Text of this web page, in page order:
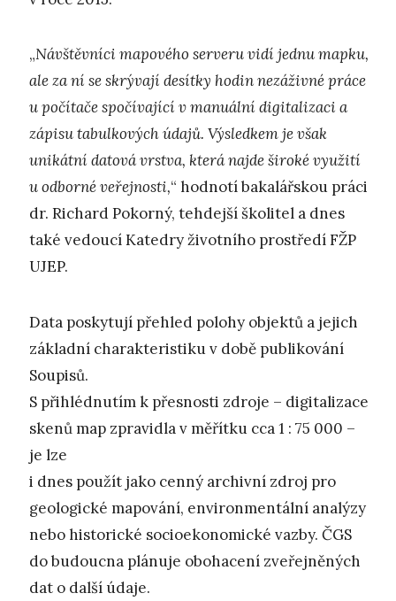
„Návštěvníci mapového serveru vidí jednu mapku,
ale za ní se skrývají desítky hodin nezáživné práce
u počítače spočívající v manuální digitalizaci a
zápisu tabulkových údajů. Výsledkem je však
unikátní datová vrstva, která najde široké využití
u odborné veřejnosti,“ hodnotí bakalářskou práci
dr. Richard Pokorný, tehdejší školitel a dnes
také vedoucí Katedry životního prostředí FŽP
UJEP.
Data poskytují přehled polohy objektů a jejich
základní charakteristiku v době publikování
Soupisů.
S přihlédnutím k přesnosti zdroje – digitalizace
skenů map zpravidla v měřítku cca 1 : 75 000 –
je lze
i dnes použít jako cenný archivní zdroj pro
geologické mapování, environmentální analýzy
nebo historické socioekonomické vazby. ČGS
do budoucna plánuje obohacení zveřejněných
dat o další údaje.